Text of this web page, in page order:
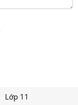
Lớp 11